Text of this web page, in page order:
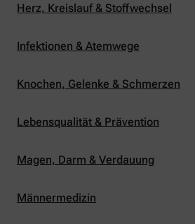
Herz, Kreislauf & Stoffwechsel
Infektionen & Atemwege
Knochen, Gelenke & Schmerzen
Lebensqualität & Prävention
Magen, Darm & Verdauung
Männermedizin